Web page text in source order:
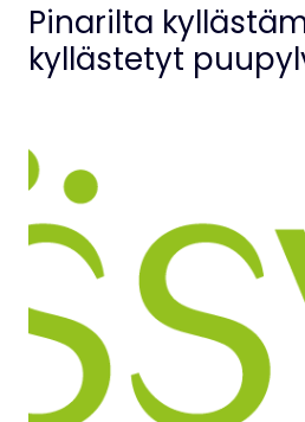
Pinarilta
kyllästetyt